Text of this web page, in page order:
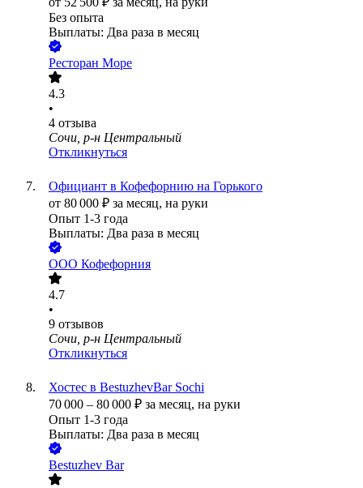
Без опыта
Выплаты: Два раза в месяц
Ресторан Море
4.3
•
4 отзыва
Сочи, р-н Центральный
Откликнуться
Официант в Кофефорнию на Горького
от 80 000 ₽ за месяц, на руки
Опыт 1-3 года
Выплаты: Два раза в месяц
ООО Кофефорния
4.7
•
9 отзывов
Сочи, р-н Центральный
Откликнуться
Хостес в BestuzhevBar Sochi
70 000 – 80 000 ₽ за месяц, на руки
Опыт 1-3 года
Выплаты: Два раза в месяц
Bestuzhev Bar